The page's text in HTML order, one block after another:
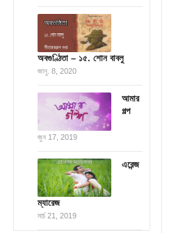
অবগুণ্ঠিতা – ১৫. শোন বাবলু
জানু. 8, 2020
আমার
গল্প
জুন 17, 2019
এরেন্জ
ম্যারেজ
মার্চ 21, 2019